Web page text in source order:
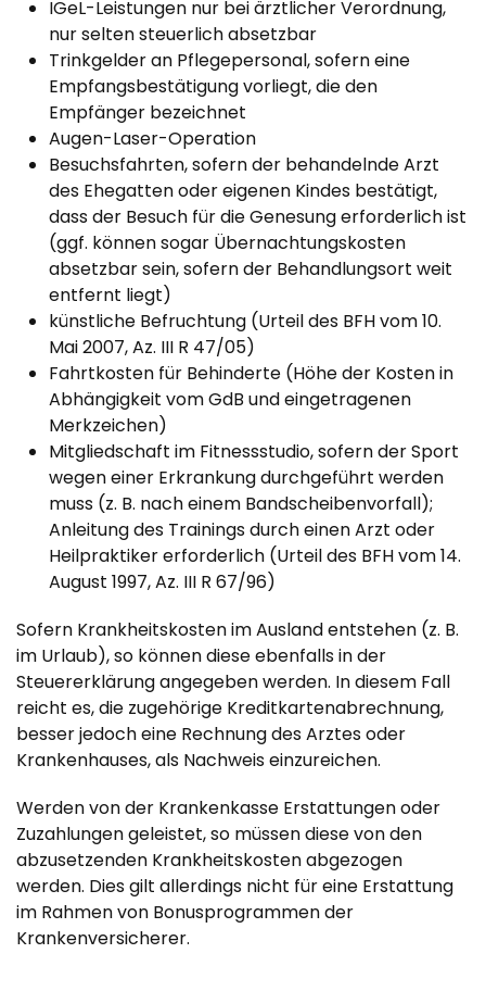
IGeL-Leistungen nur bei ärztlicher Verordnung,
nur selten steuerlich absetzbar
Trinkgelder an Pflegepersonal, sofern eine
Empfangsbestätigung vorliegt, die den
Empfänger bezeichnet
Augen-Laser-Operation
Besuchsfahrten, sofern der behandelnde Arzt
des Ehegatten oder eigenen Kindes bestätigt,
dass der Besuch für die Genesung erforderlich ist
(ggf. können sogar Übernachtungskosten
absetzbar sein, sofern der Behandlungsort weit
entfernt liegt)
künstliche Befruchtung (Urteil des BFH vom 10.
Mai 2007, Az. III R 47/05)
Fahrtkosten für Behinderte (Höhe der Kosten in
Abhängigkeit vom GdB und eingetragenen
Merkzeichen)
Mitgliedschaft im Fitnessstudio, sofern der Sport
wegen einer Erkrankung durchgeführt werden
muss (z. B. nach einem Bandscheibenvorfall);
Anleitung des Trainings durch einen Arzt oder
Heilpraktiker erforderlich (Urteil des BFH vom 14.
August 1997, Az. III R 67/96)
Sofern Krankheitskosten im Ausland entstehen (z. B.
im Urlaub), so können diese ebenfalls in der
Steuererklärung angegeben werden. In diesem Fall
reicht es, die zugehörige Kreditkartenabrechnung,
besser jedoch eine Rechnung des Arztes oder
Krankenhauses, als Nachweis einzureichen.
Werden von der Krankenkasse Erstattungen oder
Zuzahlungen geleistet, so müssen diese von den
abzusetzenden Krankheitskosten abgezogen
werden. Dies gilt allerdings nicht für eine Erstattung
im Rahmen von Bonusprogrammen der
Krankenversicherer.